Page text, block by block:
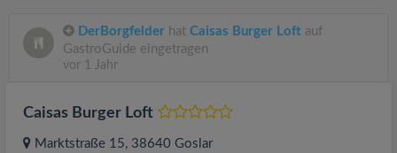
DerBorgfelder hat Caisas Burger Loft auf
GastroGuide eingetragen
vor 1 Jahr
Caisas Burger Loft
Marktstraße 15, 38640 Goslar